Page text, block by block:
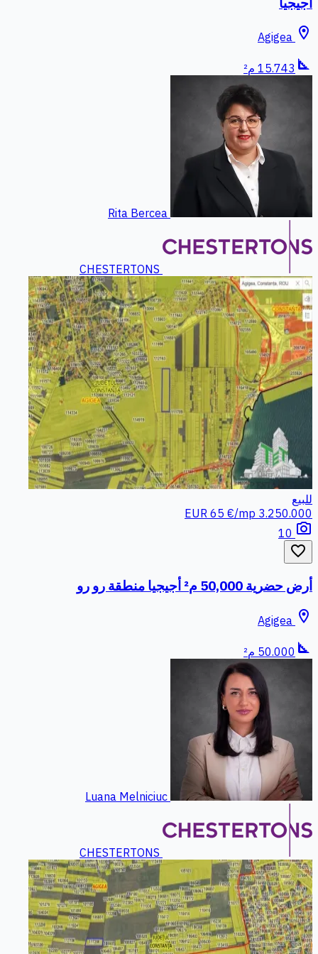
location_on
square_foot 15.743 م²
Rita Bercea
CHESTERTONS
للبيع
3.250.000 EUR
65 €/mp
photo_camera
favorite_border
أرض حضرية 50,000 م² أجيجيا منطقة رو رو
location_on
square_foot 50.000 م²
Luana Melniciuc
CHESTERTONS